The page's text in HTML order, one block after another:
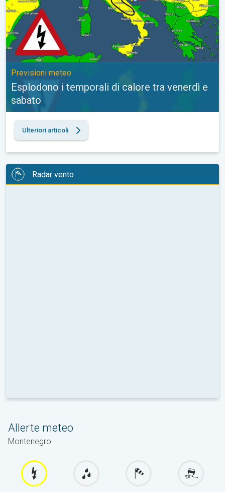
Previsioni meteo
Esplodono i temporali di calore tra venerdì e
sabato
Ulteriori articoli
Radar vento
Allerte meteo
Montenegro